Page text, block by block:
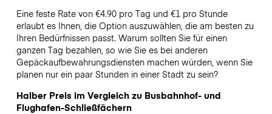
Eine feste Rate von €4.90 pro Tag und €1 pro Stunde
erlaubt es Ihnen, die Option auszuwählen, die am besten zu
Ihren Bedürfnissen passt. Warum sollten Sie für einen
ganzen Tag bezahlen, so wie Sie es bei anderen
Gepäckaufbewahrungsdiensten machen würden, wenn Sie
planen nur ein paar Stunden in einer Stadt zu sein?
Halber Preis im Vergleich zu Busbahnhof- und
Flughafen-Schließfächern